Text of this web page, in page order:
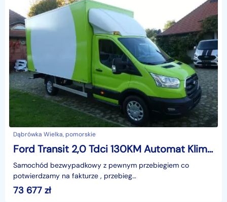
Dąbrówka Wielka, pomorskie
Ford Transit 2,0 Tdci 130KM Automat Klima Kamera cofania VAT-23 ładowność 1140 k
Samochód bezwypadkowy z pewnym przebiegiem co
potwierdzamy na fakturze , przebieg
autostradowy.Atuty;Jeden właściciel , AUTOMATYCZNA
SKRZYNIA BIEGÓW , Kontener
73 677 zł